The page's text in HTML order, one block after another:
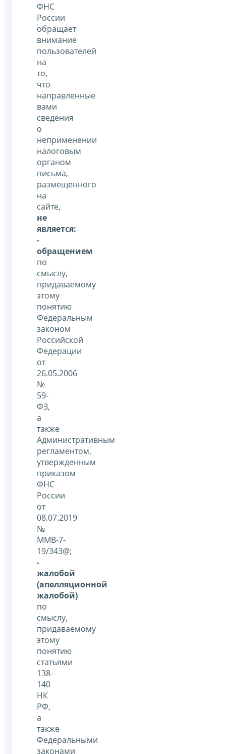
ФНС
России
обращает
внимание
пользователей
на
то,
что
направленные
вами
сведения
о
неприменении
налоговым
органом
письма,
размещенного
на
сайте,
не
является:
-
обращением
по
смыслу,
придаваемому
этому
понятию
Федеральным
законом
Российской
Федерации
от
26.05.2006
№
59-
ФЗ,
а
также
Административным
регламентом,
утвержденным
приказом
ФНС
России
от
08.07.2019
№
ММВ-7-
19/343@;
-
жалобой
(апелляционной
жалобой)
по
смыслу,
придаваемому
этому
понятию
статьями
138-
140
НК
РФ,
а
также
Федеральными
законами